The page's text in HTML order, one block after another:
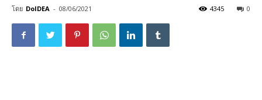
โดย DoIDEA - 08/06/2021 0
4345